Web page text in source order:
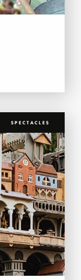
SPECTACLES